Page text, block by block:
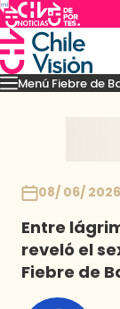
Menú Fiebre de
Mejores
08/ 06/ 2026
Entre
reveló el
Fiebre de